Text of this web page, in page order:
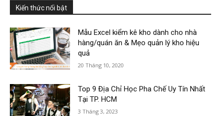
Kiến thức nổi bật
Mẫu Excel kiểm kê kho dành cho nhà
hàng/quán ăn & Mẹo quản lý kho hiệu
quả
20 Tháng 10, 2020
Top 9 Địa Chỉ Học Pha Chế Uy Tín Nhất
Tại TP. HCM
3 Tháng 3, 2023